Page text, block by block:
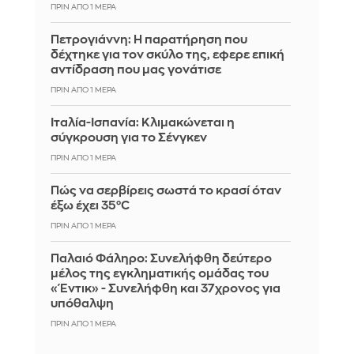
ΠΡΙΝ ΑΠΌ 1 ΜΈΡΑ
Πετρογιάννη: Η παρατήρηση που
δέχτηκε για τον σκύλο της, εφερε επική
αντίδραση που μας γονάτισε
ΠΡΙΝ ΑΠΌ 1 ΜΈΡΑ
Ιταλία-Ισπανία: Κλιμακώνεται η
σύγκρουση για το Σένγκεν
ΠΡΙΝ ΑΠΌ 1 ΜΈΡΑ
Πώς να σερβίρεις σωστά το κρασί όταν
έξω έχει 35°C
ΠΡΙΝ ΑΠΌ 1 ΜΈΡΑ
Παλαιό Φάληρο: Συνελήφθη δεύτερο
μέλος της εγκληματικής ομάδας του
«Έντικ» - Συνελήφθη και 37χρονος για
υπόθαλψη
ΠΡΙΝ ΑΠΌ 1 ΜΈΡΑ